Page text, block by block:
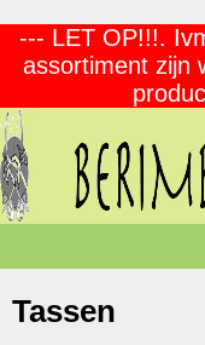
--- LET OP!!!.
assortiment zijn
Tassen